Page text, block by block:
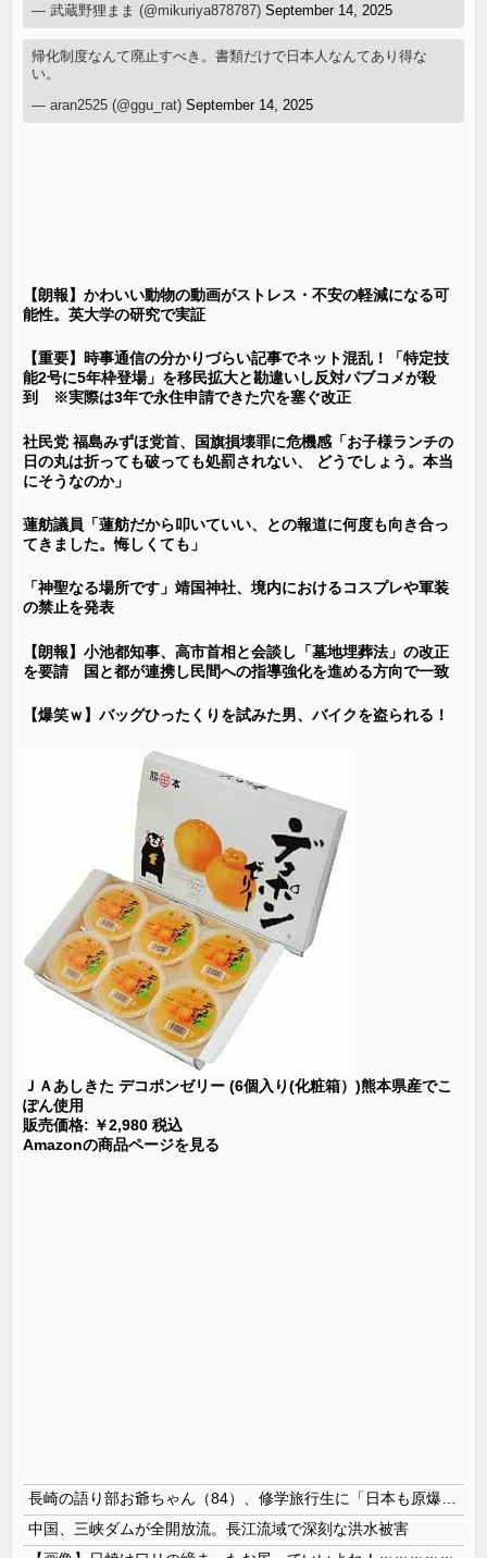
— 武蔵野狸まま (@mikuriya878787)September 14, 2025
帰化制度なんて廃止すべき。書類だけで日本人なんてあり得な
い。
— aran2525 (@ggu_rat)September 14, 2025
【朗報】かわいい動物の動画がストレス・不安の軽減になる可
能性。英大学の研究で実証
【重要】時事通信の分かりづらい記事でネット混乱！「特定技
能2号に5年枠登場」を移民拡大と勘違いし反対パブコメが殺
到 ※実際は3年で永住申請できた穴を塞ぐ改正
社民党 福島みずほ党首、国旗損壊罪に危機感「お子様ランチの
日の丸は折っても破っても処罰されない、 どうでしょう。本当
にそうなのか」
蓮舫議員「蓮舫だから叩いていい、との報道に何度も向き合っ
てきました。悔しくても」
「神聖なる場所です」靖国神社、境内におけるコスプレや軍装
の禁止を発表
【朗報】小池都知事、高市首相と会談し「墓地埋葬法」の改正
を要請 国と都が連携し民間への指導強化を進める方向で一致
【爆笑ｗ】バッグひったくりを試みた男、バイクを盗られる！
ＪＡあしきた デコポンゼリー (6個入り(化粧箱）)熊本県産でこ
ぽん使用
販売価格: ￥2,980 税込
Amazonの商品ページを見る
中国、三峡ダムが全開放流。長江流域で深刻な洪水被害